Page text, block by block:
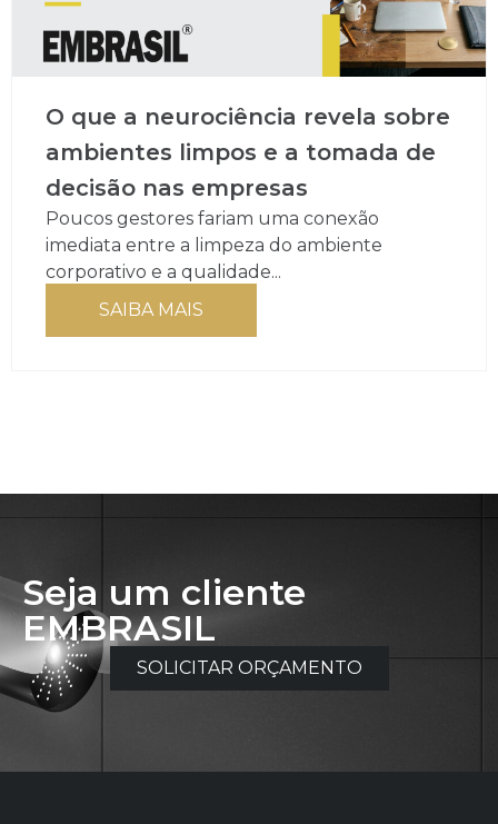
O que a neurociência revela sobre
ambientes limpos e a tomada de
decisão nas empresas
Poucos gestores fariam uma conexão
imediata entre a limpeza do ambiente
corporativo e a qualidade...
SAIBA MAIS
Seja um cliente
EMBRASIL
SOLICITAR ORÇAMENTO